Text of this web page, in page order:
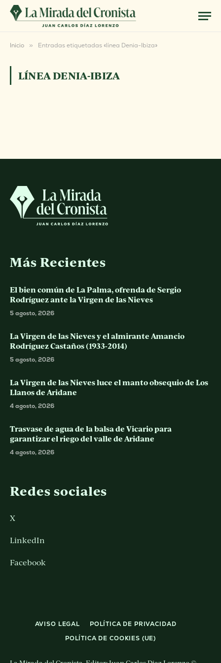
Inicio » Entradas etiquetadas «línea Denia-Ibiza»
LÍNEA DENIA-IBIZA
Más Recientes
El bien común de La Palma, ofrenda de Sergio
Rodríguez ante la Virgen de las Nieves
5 agosto, 2026
La Virgen de las Nieves y el almirante Amancio
Rodríguez Castaños (1933-2014)
5 agosto, 2026
La Virgen de las Nieves luce el manto obsequio de Los
Llanos de Aridane
4 agosto, 2026
Trasvase de agua de la balsa de Vicario para
garantizar el riego del valle de Aridane
4 agosto, 2026
Redes sociales
X
LinkedIn
Facebook
AVISO LEGAL
POLÍTICA DE PRIVACIDAD
POLÍTICA DE COOKIES (UE)